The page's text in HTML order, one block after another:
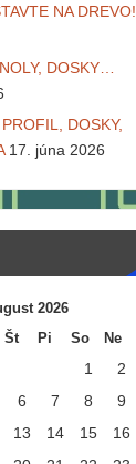
NA DREVO!
DOSKY…
DOSKY,
17. júna 2026
2026
Št Pi So Ne
1
2
6 7 8
9
13 14 15
16